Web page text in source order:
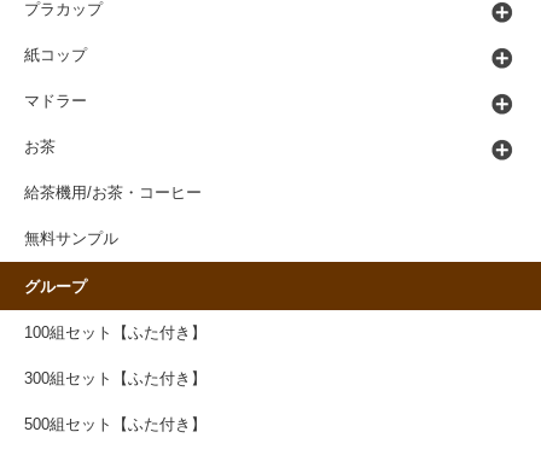
プラカップ
紙コップ
マドラー
お茶
給茶機用/お茶・コーヒー
無料サンプル
グループ
100組セット【ふた付き】
300組セット【ふた付き】
500組セット【ふた付き】